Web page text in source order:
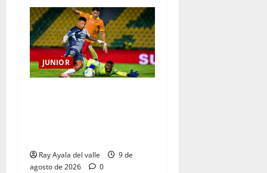
JUNIOR
Ray Ayala del valle
9 de
agosto de 2026
0